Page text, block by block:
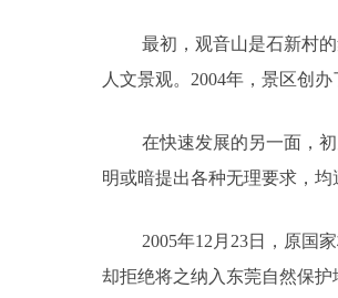
最初，观音山是石新村
人文景观。2004年，景区创
在快速发展的另一面，
明或暗提出各种无理要求，均
2005年12月23日，原国
却拒绝将之纳入东莞自然保护